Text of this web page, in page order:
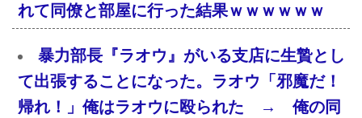
れて同僚と部屋に行った結果ｗｗｗｗｗｗ
暴力部長『ラオウ』がいる支店に生贄とし
て出張することになった。ラオウ「邪魔だ！
帰れ！」俺はラオウに殴られた → 俺の同